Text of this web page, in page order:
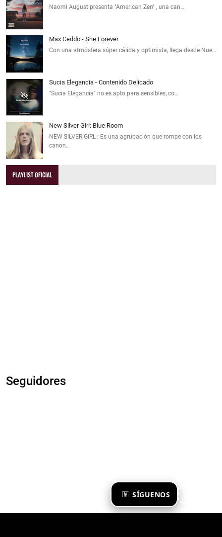
SÍGUENOS
Naomi August presenta "American Zen" , una can…
Max Ceddo - She Forever
Con una atmósfera súper cálida y optimista, llega desde Nue…
Sucia Elegancia - Contenido Delicado
"Sucia Elegancia" no es apto para sensibles, co…
New Silver Girl: Blue Room
NEW SILVER GIRL : Es una agrupación que rompe con los
canon…
PLAYLIST OFICIAL
Seguidores